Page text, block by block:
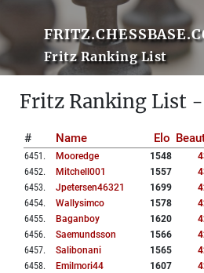
Fritz Ranking List
Fritz Ranking List -
# Name Elo
6451 . Mooredge 1548
6452. Mitchell001 1557
6453. Jpetersen46321 1699
6454. Wallysimco 1578
6455. Baganboy 1620
6456. Saemundsson 1566
6457. Salibonani 1565
6458. Emilmori44 1607